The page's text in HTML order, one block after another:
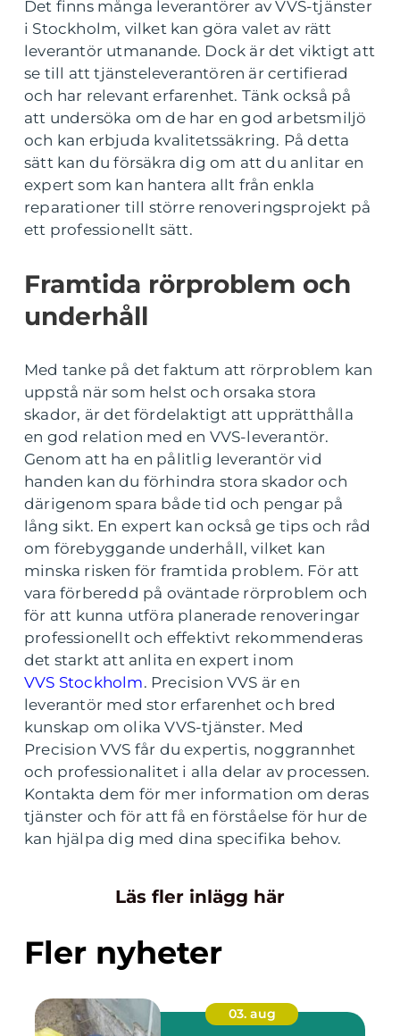
Det finns många leverantörer av VVS-tjänster
i Stockholm, vilket kan göra valet av rätt
leverantör utmanande. Dock är det viktigt att
se till att tjänsteleverantören är certifierad
och har relevant erfarenhet. Tänk också på
att undersöka om de har en god arbetsmiljö
och kan erbjuda kvalitetssäkring. På detta
sätt kan du försäkra dig om att du anlitar en
expert som kan hantera allt från enkla
reparationer till större renoveringsprojekt på
ett professionellt sätt.
Framtida rörproblem och
underhåll
Med tanke på det faktum att rörproblem kan
uppstå när som helst och orsaka stora
skador, är det fördelaktigt att upprätthålla
en god relation med en VVS-leverantör.
Genom att ha en pålitlig leverantör vid
handen kan du förhindra stora skador och
därigenom spara både tid och pengar på
lång sikt. En expert kan också ge tips och råd
om förebyggande underhåll, vilket kan
minska risken för framtida problem. För att
vara förberedd på oväntade rörproblem och
för att kunna utföra planerade renoveringar
professionellt och effektivt rekommenderas
det starkt att anlita en expert inom
VVS Stockholm. Precision VVS är en
leverantör med stor erfarenhet och bred
kunskap om olika VVS-tjänster. Med
Precision VVS får du expertis, noggrannhet
och professionalitet i alla delar av processen.
Kontakta dem för mer information om deras
tjänster och för att få en förståelse för hur de
kan hjälpa dig med dina specifika behov.
Läs fler inlägg här
Fler nyheter
03. aug